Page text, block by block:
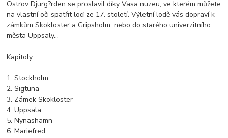
Ostrov Djurg?rden se proslavil díky Vasa nuzeu, ve kterém můžete
na vlastní oči spatřit loď ze 17. století. Výletní lodě vás dopraví k
zámkům Skokloster a Gripsholm, nebo do starého univerzitního
města Uppsaly...
Kapitoly:
1. Stockholm
2. Sigtuna
3. Zámek Skokloster
4. Uppsala
5. Nynäshamn
6. Mariefred